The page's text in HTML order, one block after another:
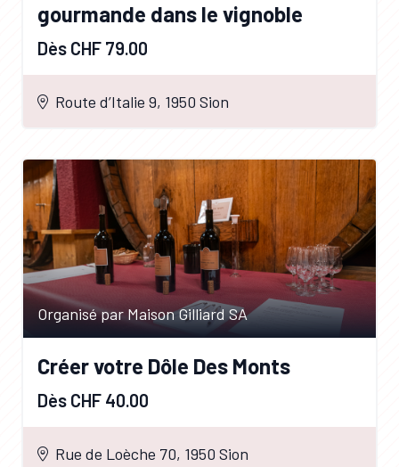
gourmande dans le vignoble
Dès CHF 79.00
Route d’Italie 9, 1950 Sion
Organisé par Maison Gilliard SA
Créer votre Dôle Des Monts
Dès CHF 40.00
Rue de Loèche 70, 1950 Sion